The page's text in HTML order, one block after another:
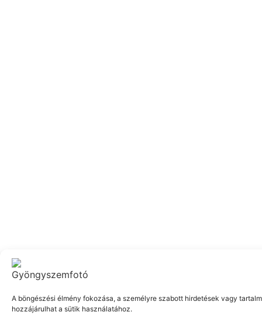
A böngészési élmény fokozása, a személyre szabott hirdetések vagy
hozzájárulhat a sütik használatához.